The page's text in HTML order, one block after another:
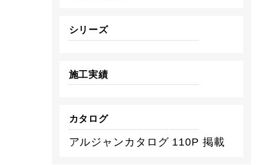
シリーズ
施工実績
カタログ
アルジャンカタログ 110P 掲載